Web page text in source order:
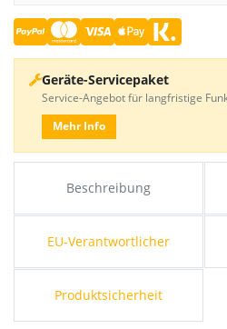
Beschreibung
EU-Verantwortlicher
Produktsicherheit
Geräte-Servicepaket
Service-Angebot für langfristige
Mehr Info